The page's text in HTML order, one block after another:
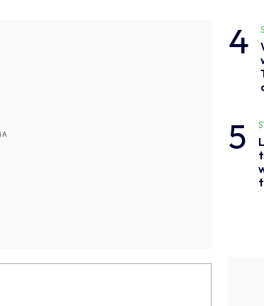
4
5